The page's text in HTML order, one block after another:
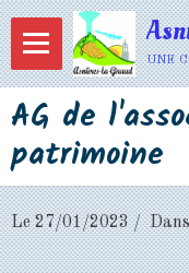
AG de
patrimoine
Le 27/01/2023